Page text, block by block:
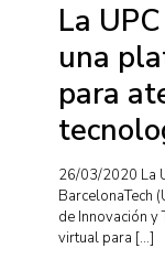
La
una
para
26/03/2020 La
BarcelonaTech
de Innovación y
virtual para […]